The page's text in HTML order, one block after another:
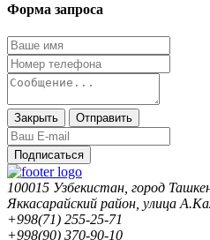
Форма запроса
Закрыть Отправить
Подписаться
100015 Узбекистан, город
Яккасарайский район, улица
+998(71) 255-25-71
+998(90) 370-90-10